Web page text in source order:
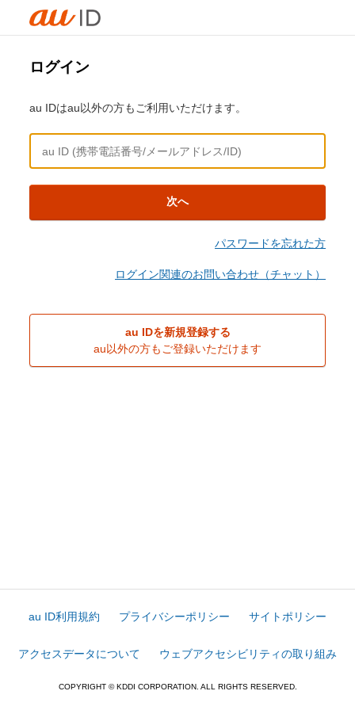
ログイン
au IDはau以外の方もご利用いただけます。
次へ
パスワードを忘れた方
ログイン関連のお問い合わせ（チャット）
au IDを新規登録する
au以外の方もご登録いただけます
au ID利用規約 プライバシーポリシー サイトポリシー
アクセスデータについて ウェブアクセシビリティの取り組み
COPYRIGHT © KDDI CORPORATION. ALL RIGHTS RESERVED.